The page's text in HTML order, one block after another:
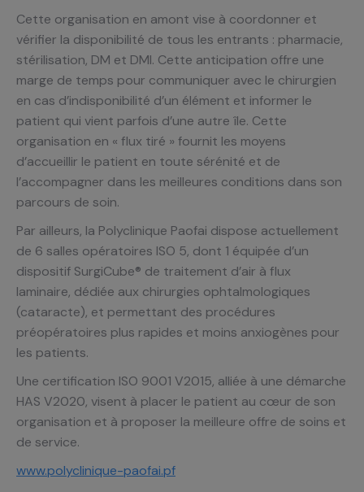
Cette organisation en amont vise à coordonner et
vérifier la disponibilité de tous les entrants : pharmacie,
stérilisation, DM et DMI. Cette anticipation offre une
marge de temps pour communiquer avec le chirurgien
en cas d’indisponibilité d’un élément et informer le
patient qui vient parfois d’une autre île. Cette
organisation en « flux tiré » fournit les moyens
d’accueillir le patient en toute sérénité et de
l’accompagner dans les meilleures conditions dans son
parcours de soin.
Par ailleurs, la Polyclinique Paofai dispose actuellement
de 6 salles opératoires ISO 5, dont 1 équipée d’un
dispositif SurgiCube® de traitement d’air à flux
laminaire, dédiée aux chirurgies ophtalmologiques
(cataracte), et permettant des procédures
préopératoires plus rapides et moins anxiogènes pour
les patients.
Une certification ISO 9001 V2015, alliée à une démarche
HAS V2020, visent à placer le patient au cœur de son
organisation et à proposer la meilleure offre de soins et
de service.
www.polyclinique-paofai.pf